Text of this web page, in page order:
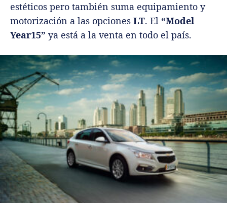
estéticos pero también suma equipamiento y
motorización a las opciones LT. El “Model
Year15” ya está a la venta en todo el país.